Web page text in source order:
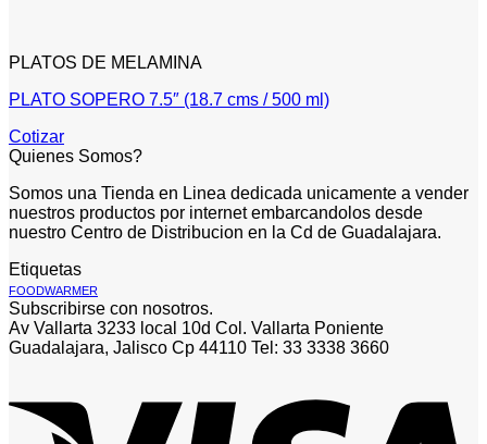
PLATOS DE MELAMINA
PLATO SOPERO 7.5″ (18.7 cms / 500 ml)
Cotizar
Quienes Somos?
Somos una Tienda en Linea dedicada unicamente a vender
nuestros productos por internet embarcandolos desde
nuestro Centro de Distribucion en la Cd de Guadalajara.
Etiquetas
FOODWARMER
Subscribirse con nosotros.
Av Vallarta 3233 local 10d Col. Vallarta Poniente
Guadalajara, Jalisco Cp 44110 Tel: 33 3338 3660